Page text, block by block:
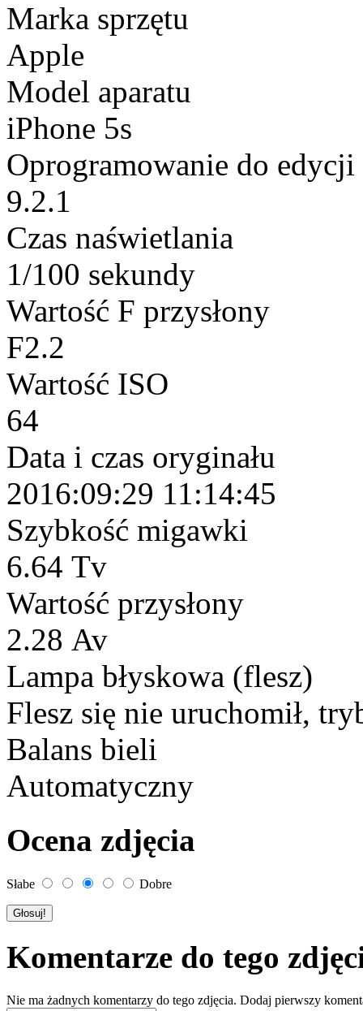
Marka sprzętu
Apple
Model aparatu
iPhone 5s
Oprogramowanie do edycji
9.2.1
Czas naświetlania
1/100 sekundy
Wartość F przysłony
F2.2
Wartość ISO
64
Data i czas oryginału
2016:09:29 11:14:45
Szybkość migawki
6.64 Tv
Wartość przysłony
2.28 Av
Lampa błyskowa (flesz)
Flesz się nie uruchomił,
Balans bieli
Automatyczny
Ocena zdjęcia
Słabe Dobre
Komentarze do tego
Nie ma żadnych komentarzy do tego zdjęcia. Dodaj pierwszy